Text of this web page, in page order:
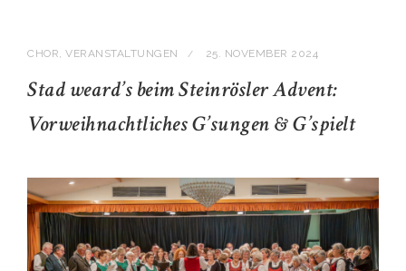
CHOR, VERANSTALTUNGEN / 25. NOVEMBER 2024
Stad weard’s beim Steinrösler Advent:
Vorweihnachtliches G’sungen & G’spielt